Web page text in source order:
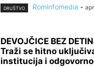
DRUŠTVO Rominfomedia -
DEVOJČICE BEZ
Traži se hitno
institucija i